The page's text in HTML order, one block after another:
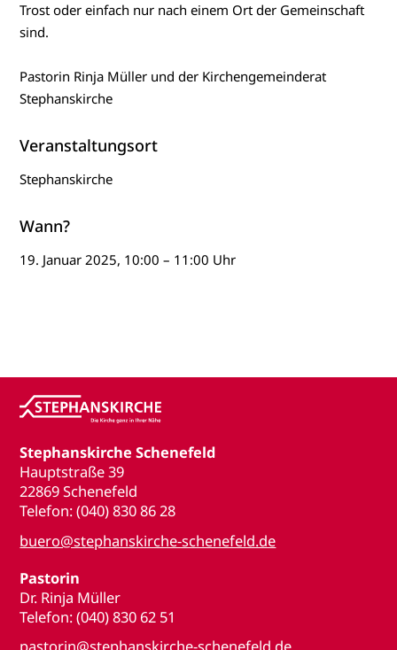
Trost oder einfach nur nach einem Ort der Gemeinschaft
sind.
Pastorin Rinja Müller und der Kirchengemeinderat
Stephanskirche
Veranstaltungsort
Stephanskirche
Wann?
19. Januar 2025, 10:00 – 11:00 Uhr
Stephanskirche Schenefeld
Hauptstraße 39
22869 Schenefeld
Telefon: (040) 830 86 28
buero@stephanskirche-schenefeld.de
Pastorin
Dr. Rinja Müller
Telefon: (040) 830 62 51